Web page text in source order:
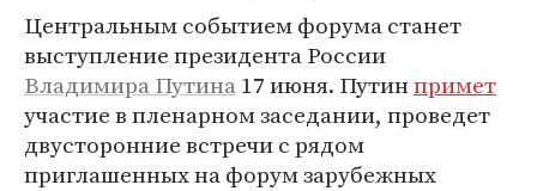
Центральным событием форума станет
выступление президента России
Владимира Путина17 июня. Путинпримет
участие в пленарном заседании, проведет
двусторонние встречи с рядом
приглашенных на форум зарубежных